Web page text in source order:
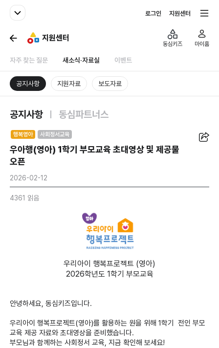
패밀리사이트
로그인 지원센터
지원센터
자주 찾는 질문 새소식·자료실 이벤트
동심키즈 마이홈
공지사항 지원자료 보도자료
공지사항 동심파트너스
행복영아 사회정서교육
우아행(영아) 1학기 부모교육 초대영상 및 제공물
오픈
2026-02-12
4361 읽음
우리아이 행복프로젝트 (영아)
2026학년도 1학기 부모교육
안녕하세요, 동심키즈입니다.
우리아이 행복프로젝트(영아)를 활용하는 원을 위해 1학기 전인 부모
교육 제공 자료와 초대영상을 준비했습니다.
부모님과 함께하는 사회정서 교육, 지금 확인해 보세요!